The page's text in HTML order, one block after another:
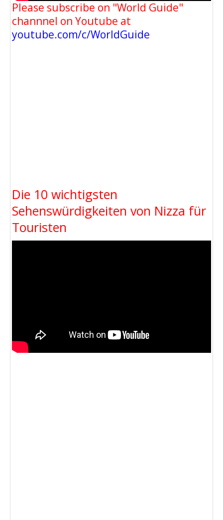
Please subscribe on "World Guide"
channnel on Youtube at
youtube.com/c/WorldGuide
Die 10 wichtigsten
Sehenswürdigkeiten von Nizza für
Touristen